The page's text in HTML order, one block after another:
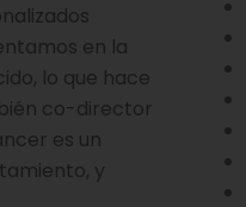
en la
lo que hace
co-director
es un
y